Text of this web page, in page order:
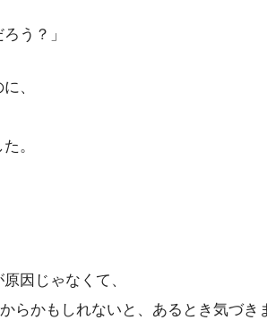
う？」
、
。
因じゃなくて、
らかもしれないと、あるとき気づき